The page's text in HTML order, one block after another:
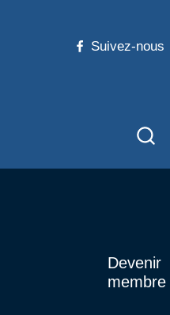
Suivez-nous
Devenir
membre